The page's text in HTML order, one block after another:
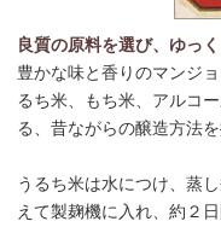
良質の原料を選び、ゆっ
豊かな味と香りのマンジ
るち米、もち米、アルコ
る、昔ながらの醸造方法を
うるち米は水につけ、蒸
えて製麹機に入れ、約２